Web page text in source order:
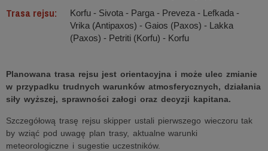
Trasa rejsu:
Korfu - Sivota - Parga - Preveza - Lefkada -
Vrika (Antipaxos) - Gaios (Paxos) - Lakka
(Paxos) - Petriti (Korfu) - Korfu
Planowana trasa rejsu jest orientacyjna i może ulec zmianie
w przypadku trudnych warunków atmosferycznych, działania
siły wyższej, sprawności załogi oraz decyzji kapitana.
Szczegółową trasę rejsu skipper ustali pierwszego wieczoru tak
by wziąć pod uwagę plan trasy, aktualne warunki
meteorologiczne i sugestie uczestników.